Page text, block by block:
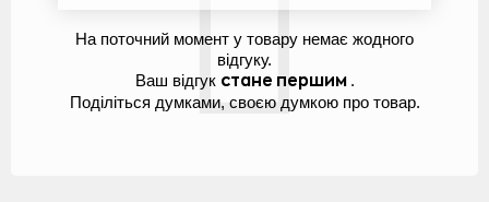
На поточний момент у товару немає жодного
відгуку.
Ваш відгук стане першим .
Поділіться думками, своєю думкою про товар.